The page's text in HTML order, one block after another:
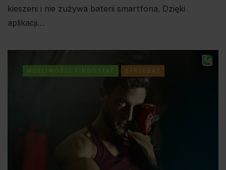
kieszeni i nie zużywa baterii smartfona. Dzięki
aplikacji…
MOŻLIWOSCI RINGOSTAT SPRZEDAŻ